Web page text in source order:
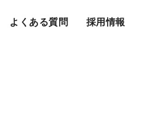
よくある質問 採用情報